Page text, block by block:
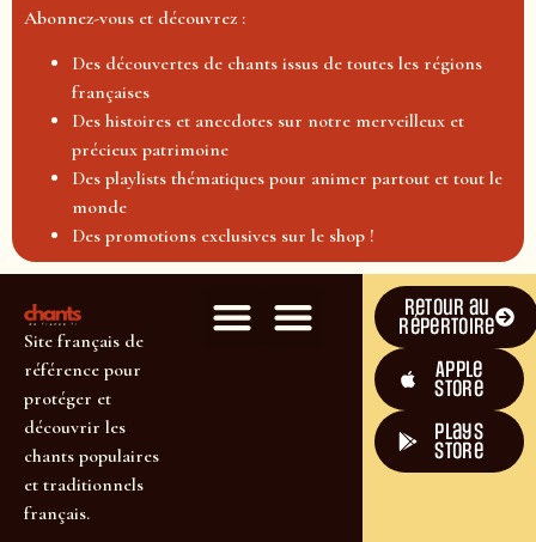
Abonnez-vous et découvrez :
Des découvertes de chants issus de toutes les régions
françaises
Des histoires et anecdotes sur notre merveilleux et
précieux patrimoine
Des playlists thématiques pour animer partout et tout le
monde
Des promotions exclusives sur le shop !
Site français de
référence pour
protéger et
découvrir les
chants populaires
et traditionnels
français.
Retour au
répertoire
Apple
Store
plays
store